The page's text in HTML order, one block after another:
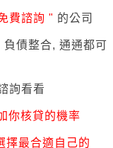
費諮詢 " 的公司
負債整合, 通通都可
詢看看
你核貸的機率
擇最合適自己的